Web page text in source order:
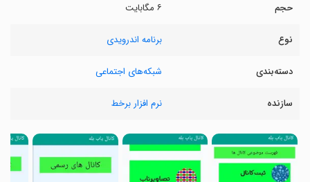
حجم ۶ مگابایت
نوع برنامه اندرویدی
دسته‌بندی شبکه‌های اجتماعی
سازنده نرم افزار برخط